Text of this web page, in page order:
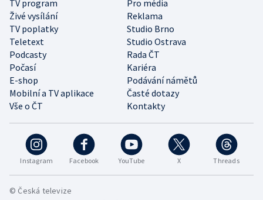
Instagram Facebook YouTube X Threads
TV program
Pro média
Živé vysílání
Reklama
TV poplatky
Studio Brno
Teletext
Studio Ostrava
Podcasty
Rada ČT
Počasí
Kariéra
E-shop
Podávání námětů
Mobilní a TV aplikace
Časté dotazy
Vše o ČT
Kontakty
© Česká televize